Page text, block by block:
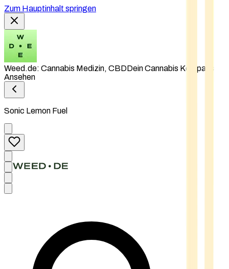
Zum Hauptinhalt springen
Weed.de: Cannabis Medizin, CBDDein Cannabis Kompass
Ansehen
Sonic Lemon Fuel